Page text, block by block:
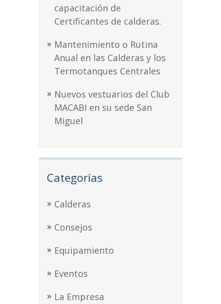
capacitación de
Certificantes de calderas.
Mantenimiento o Rutina
Anual en las Calderas y los
Termotanques Centrales
Nuevos vestuarios del Club
MACABI en su sede San
Miguel
Categorías
Calderas
Consejos
Equipamiento
Eventos
La Empresa